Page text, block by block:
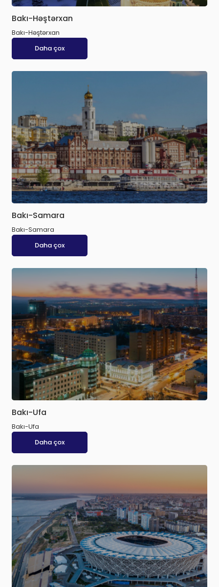
Bakı-Həştərxan
Bakı-Həştərxan
Daha çox
Bakı-Samara
Bakı-Samara
Daha çox
Bakı-Ufa
Bakı-Ufa
Daha çox